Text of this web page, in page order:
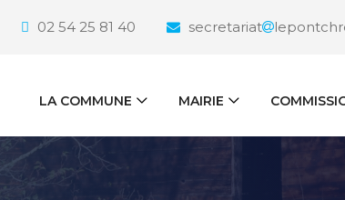
02 54 25 81 40 secretariat
LA COMMUNE MAIRIE